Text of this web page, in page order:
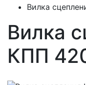
Вилка
Вилка
КПП